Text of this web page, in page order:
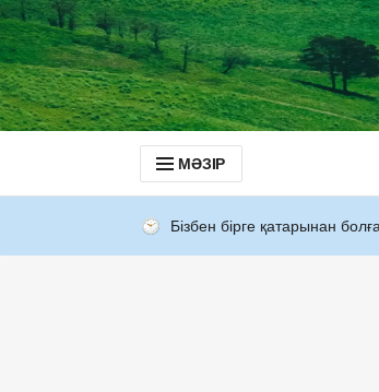
МӘЗІР
Бізбен бірге қатарынан